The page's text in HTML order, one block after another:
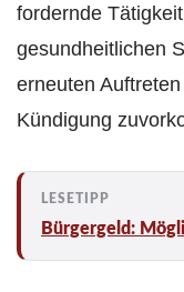
fordernde
gesundheitlichen
erneuten
Kündigung
Bürgergeld: